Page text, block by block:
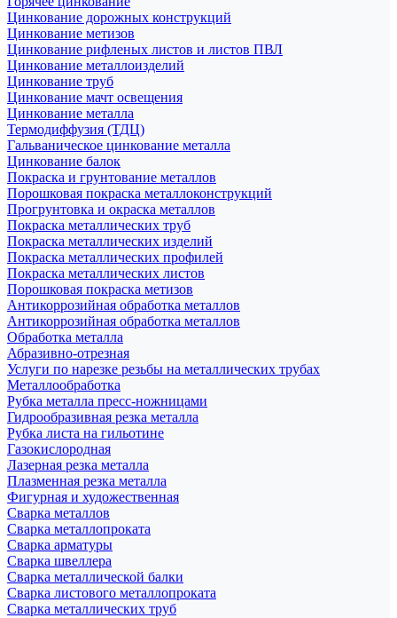
Цинкование дорожных конструкций
Цинкование метизов
Цинкование рифленых листов и листов ПВЛ
Цинкование металлоизделий
Цинкование труб
Цинкование мачт освещения
Цинкование металла
Термодиффузия (ТДЦ)
Гальваническое цинкование металла
Цинкование балок
Покраска и грунтование металлов
Порошковая покраска металлоконструкций
Прогрунтовка и окраска металлов
Покраска металлических труб
Покраска металлических изделий
Покраска металлических профилей
Покраска металлических листов
Порошковая покраска метизов
Антикоррозийная обработка металлов
Антикоррозийная обработка металлов
Обработка металла
Абразивно-отрезная
Услуги по нарезке резьбы на металлических трубах
Металлообработка
Рубка металла пресс-ножницами
Гидрообразивная резка металла
Рубка листа на гильотине
Газокислородная
Лазерная резка металла
Плазменная резка металла
Фигурная и художественная
Сварка металлов
Сварка металлопроката
Сварка арматуры
Сварка швеллера
Сварка металлической балки
Сварка листового металлопроката
Сварка металлических труб